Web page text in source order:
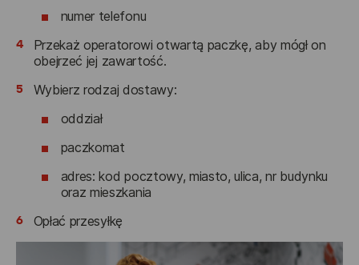
numer telefonu
4
Przekaż operatorowi otwartą paczkę, aby mógł on
obejrzeć jej zawartość.
5
Wybierz rodzaj dostawy:
oddział
paczkomat
adres: kod pocztowy, miasto, ulica, nr budynku
oraz mieszkania
6
Opłać przesyłkę